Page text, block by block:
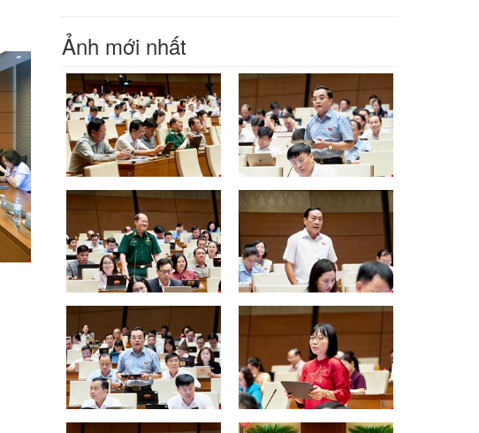
Ảnh mới nhất